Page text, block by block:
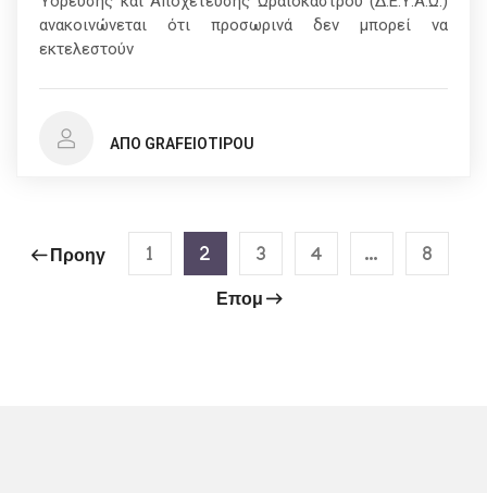
ανακοινώνεται ότι προσωρινά δεν μπορεί να
εκτελεστούν
ΑΠΌ GRAFEIOTIPOU
Προηγ 1 2 3 4 … 8
Επομ